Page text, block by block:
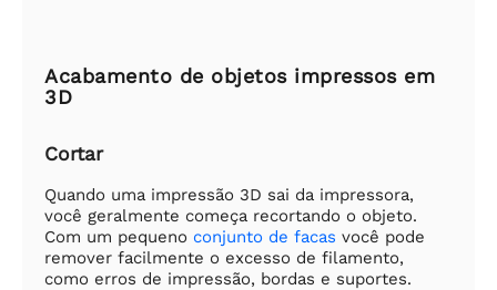
Acabamento de objetos impressos em
3D
Cortar
Quando uma impressão 3D sai da impressora,
você geralmente começa recortando o objeto.
Com um pequeno conjunto de facas você pode
remover facilmente o excesso de filamento,
como erros de impressão, bordas e suportes.